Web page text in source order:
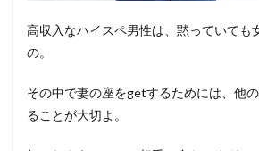
高収入なハイスペ男性は、黙っていても
の。
その中で妻の座をgetするためには、他
ることが大切よ。